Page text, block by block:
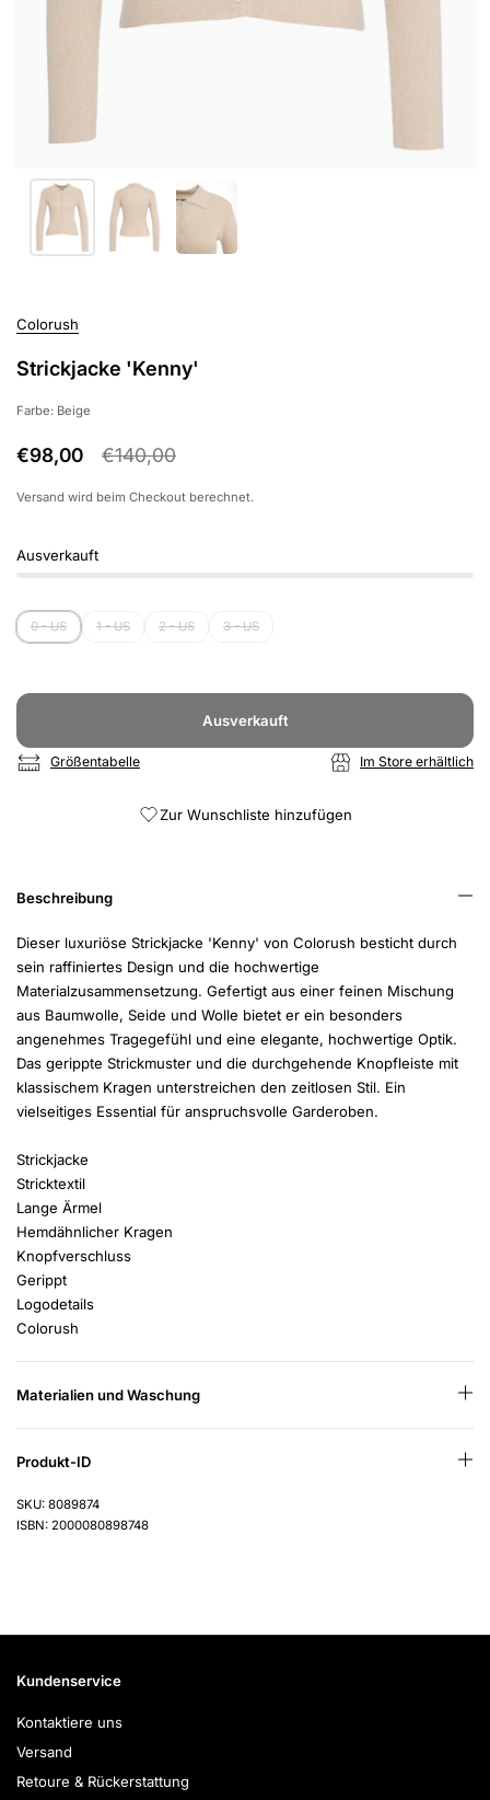
Colorush
Strickjacke 'Kenny'
Farbe: Beige
€98,00 €140,00
Versand wird beim Checkout berechnet.
Ausverkauft
0 - US 1 - US 2 - US 3 - US
Ausverkauft
Größentabelle Im Store erhältlich
Zur Wunschliste hinzufügen
Beschreibung
Dieser luxuriöse Strickjacke 'Kenny' von Colorush besticht durch
sein raffiniertes Design und die hochwertige
Materialzusammensetzung. Gefertigt aus einer feinen Mischung
aus Baumwolle, Seide und Wolle bietet er ein besonders
angenehmes Tragegefühl und eine elegante, hochwertige Optik.
Das gerippte Strickmuster und die durchgehende Knopfleiste mit
klassischem Kragen unterstreichen den zeitlosen Stil. Ein
vielseitiges Essential für anspruchsvolle Garderoben.
Strickjacke
Stricktextil
Lange Ärmel
Hemdähnlicher Kragen
Knopfverschluss
Gerippt
Logodetails
Colorush
Materialien und Waschung
Produkt-ID
SKU: 8089874
ISBN: 2000080898748
Kundenservice
Kontaktiere uns
Versand
Retoure & Rückerstattung